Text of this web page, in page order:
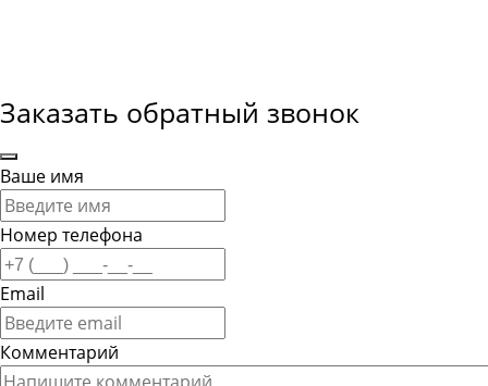
Заказать обратный звонок
Ваше имя
Номер телефона
Email
Комментарий